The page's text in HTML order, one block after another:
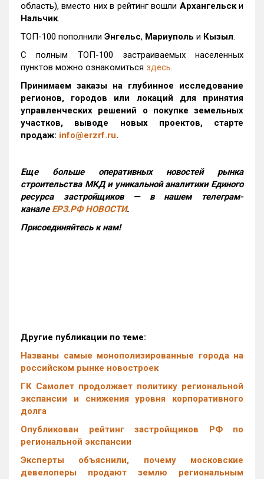
область), вместо них в рейтинг вошли Архангельски
Нальчик.
ТОП-100 пополнили Энгельс, Мариуполь и Кызыл.
С полным ТОП-100 застраиваемых населенных
пунктов можно ознакомиться здесь.
Принимаем заказы на глубинное исследование
регионов, городов или локаций для принятия
управленческих решений о покупке земельных
участков, выводе новых проектов, старте
продаж: info@erzrf.ru.
Еще больше оперативных новостей рынка
строительства МКД и уникальной аналитики Единого
ресурса застройщиков — в нашем телеграм-
канале ЕРЗ.РФ НОВОСТИ.
Присоединяйтесь к нам!
Другие публикации по теме:
Названы самые монополизированные города на
российском рынке новостроек
ГК Самолет продолжает политику региональной
экспансии и снижения уровня корпоративного
долга
Опубликован рейтинг застройщиков РФ по
региональной экспансии
Эксперты объяснили, почему московские
девелоперы продают землю региональным